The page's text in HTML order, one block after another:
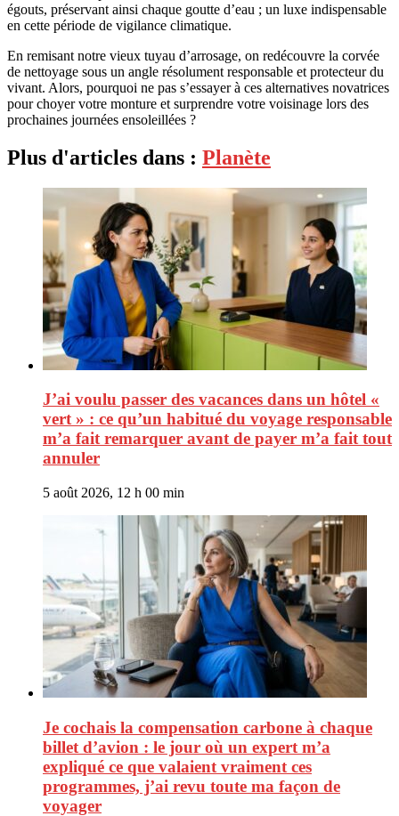
égouts, préservant ainsi chaque goutte d’eau ; un luxe indispensable
en cette période de vigilance climatique.
En remisant notre vieux tuyau d’arrosage, on redécouvre la corvée
de nettoyage sous un angle résolument responsable et protecteur du
vivant. Alors, pourquoi ne pas s’essayer à ces alternatives novatrices
pour choyer votre monture et surprendre votre voisinage lors des
prochaines journées ensoleillées ?
Plus d'articles dans : Planète
J’ai voulu passer des vacances dans un hôtel «
vert » : ce qu’un habitué du voyage responsable
m’a fait remarquer avant de payer m’a fait tout
annuler
5 août 2026, 12 h 00 min
Je cochais la compensation carbone à chaque
billet d’avion : le jour où un expert m’a
expliqué ce que valaient vraiment ces
programmes, j’ai revu toute ma façon de
voyager